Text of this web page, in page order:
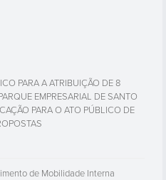
PARA A ATRIBUIÇÃO DE 8
EMPRESARIAL DE SANTO
PARA O ATO PÚBLICO DE
de Mobilidade Interna